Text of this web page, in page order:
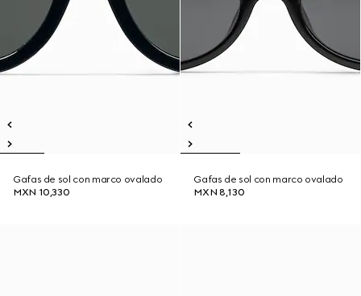
Gafas de sol con marco ovalado
MXN 10,330
Gafas de sol con marco ovalado
MXN 8,130